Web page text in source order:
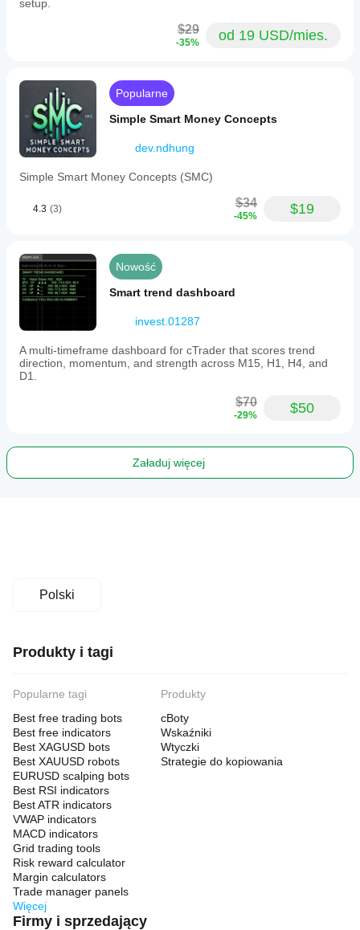
setup.
$29
-35% od 19 USD/mies.
Popularne
Simple Smart Money Concepts
dev.ndhung
Simple Smart Money Concepts (SMC)
4.3 (3) $34
-45% $19
Nowość
Smart trend dashboard
invest.01287
A multi-timeframe dashboard for cTrader that scores trend
direction, momentum, and strength across M15, H1, H4, and
D1.
$70
-29% $50
Załaduj więcej
Polski
Produkty i tagi
Popularne tagi
Best free trading bots
Best free indicators
Best XAGUSD bots
Best XAUUSD robots
EURUSD scalping bots
Best RSI indicators
Best ATR indicators
VWAP indicators
MACD indicators
Grid trading tools
Risk reward calculator
Margin calculators
Trade manager panels
Więcej
Produkty
cBoty
Wskaźniki
Wtyczki
Strategie do kopiowania
Firmy i sprzedający